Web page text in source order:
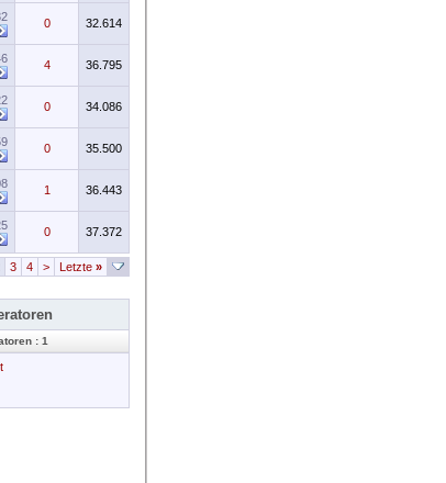
0 32.614
4 36.795
0 34.086
0 35.500
1 36.443
0 37.372
3 4 > Letzte »
: 1